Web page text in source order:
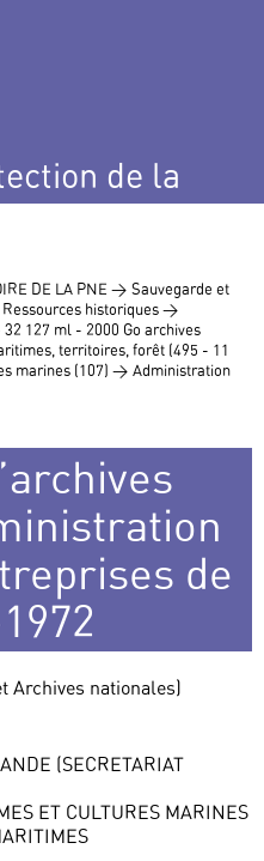
de la
DE LA PNE > Sauvegarde et
Ressources historiques >
127 ml - 2000 Go archives
territoires, forêt (495 - 11
marines (107) > Administration
de
Archives nationales)
(SECRETARIAT
ET CULTURES MARINES